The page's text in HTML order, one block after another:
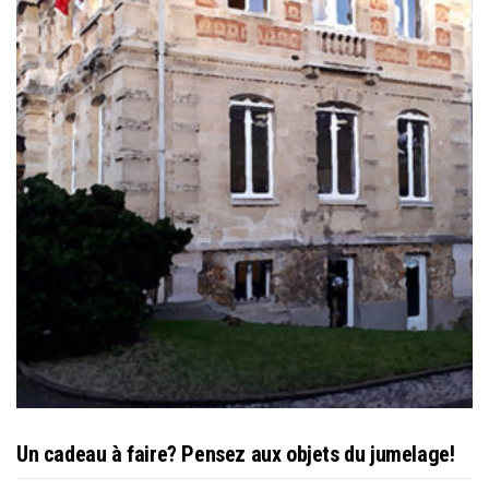
Un cadeau à faire? Pensez aux objets du jumelage!